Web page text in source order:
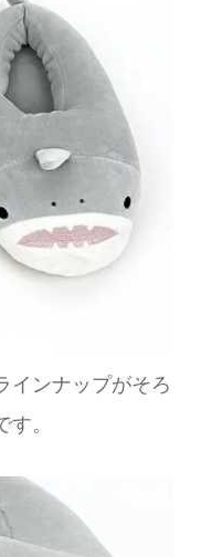
インナップがそろ
。